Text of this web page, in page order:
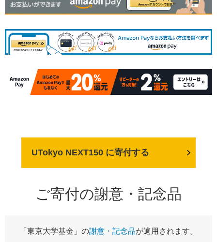
UTokyo NEXT150 に寄付する
ご寄付の謝意・記念品
「東京大学基金」の謝意・記念品が適用されます。